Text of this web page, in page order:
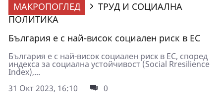
МАКРОПОГЛЕД
ТРУД И СОЦИАЛНА
ПОЛИТИКА
България е с най-висок социален риск в ЕС
България е с най-висок социален риск в ЕС, според
индекса за социална устойчивост (Social Rresilience
Index),...
31 Окт 2023, 16:10
0